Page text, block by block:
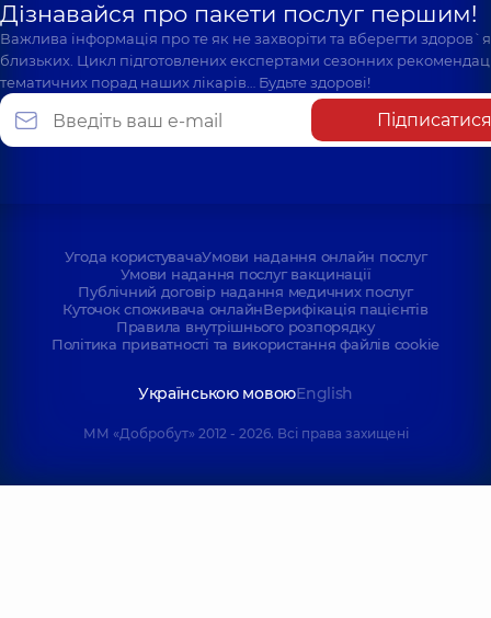
Дізнавайся про пакети послуг першим!
Важлива інформація про те як не захворіти та вберегти
близьких. Цикл підготовлених експертами сезонних
тематичних порад наших лікарів… Будьте здорові!
Підписатися
Угода користувачаУмови надання онлайн послуг
Умови надання послуг вакцинації
Публічний договір надання медичних послуг
Куточок споживача онлайнВерифікація пацієнтів
Правила внутрішнього розпорядку
Політика приватності та використання файлів cookie
Українською мовоюEnglish
ММ «Добробут» 2012 - 2026. Всі права захищені